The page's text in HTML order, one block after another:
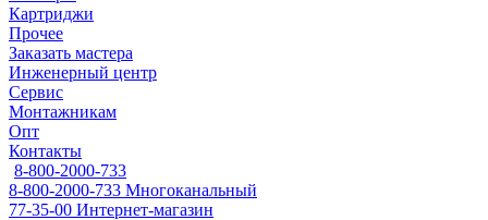
Картриджи
Прочее
Заказать мастера
Инженерный центр
Сервис
Монтажникам
Опт
Контакты
8-800-2000-733
8-800-2000-733 Многоканальный
77-35-00 Интернет-магазин